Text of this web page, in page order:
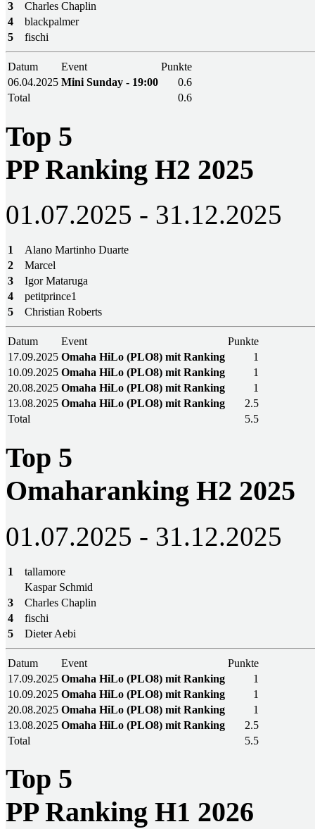
3
Charles Chaplin
4
blackpalmer
5
fischi
Datum Event
Punkte
06.04.2025 Mini Sunday - 19:00
0.6
Total
0.6
Top 5
PP Ranking H2 2025
01.07.2025 - 31.12.2025
1
Alano Martinho Duarte
2
Marcel
3
Igor Mataruga
4
petitprince1
5
Christian Roberts
Datum Event
Punkte
17.09.2025 Omaha HiLo (PLO8) mit Ranking
1
10.09.2025 Omaha HiLo (PLO8) mit Ranking
1
20.08.2025 Omaha HiLo (PLO8) mit Ranking
1
13.08.2025 Omaha HiLo (PLO8) mit Ranking
2.5
Total
5.5
Top 5
Omaharanking H2 2025
01.07.2025 - 31.12.2025
1
tallamore
Kaspar Schmid
3
Charles Chaplin
4
fischi
5
Dieter Aebi
Datum Event
Punkte
17.09.2025 Omaha HiLo (PLO8) mit Ranking
1
10.09.2025 Omaha HiLo (PLO8) mit Ranking
1
20.08.2025 Omaha HiLo (PLO8) mit Ranking
1
13.08.2025 Omaha HiLo (PLO8) mit Ranking
2.5
Total
5.5
Top 5
PP Ranking H1 2026